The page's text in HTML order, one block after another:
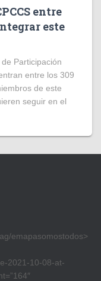
entre
este
Participación
entre los 309
de este
seguir en el
emapasomostodos>
2021-10-08-at-